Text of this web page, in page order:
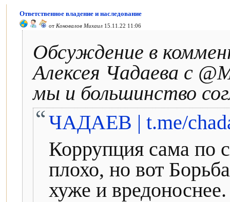
Ответственное владение и наследование
от Коновалов Михаил 15.11.22 11:06
Обсуждение в
Алексея Чадаева с
мы и большинство
ЧАДАЕВ | t.me/
Коррупция сама по
плохо, но вот
хуже и